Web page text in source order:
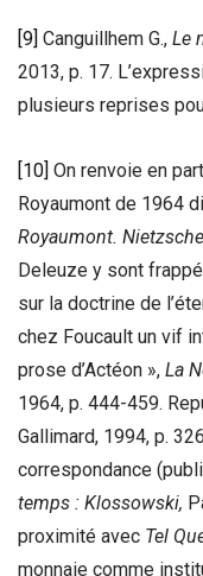
[9] Canguillhem G., Le
2013, p. 17.
plusieurs reprises
[10] On renvoie en
Royaumont de 1964
Royaumont.
Deleuze y sont
sur la doctrine de
chez Foucault un vif
prose d’Actéon », La
1964, p. 444-459.
Gallimard, 1994, p.
correspondance
temps : Klossowski,
proximité avec Tel
monnaie comme